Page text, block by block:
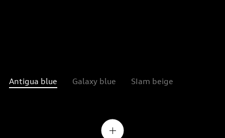
Antigua blue Galaxy blue SIam beige